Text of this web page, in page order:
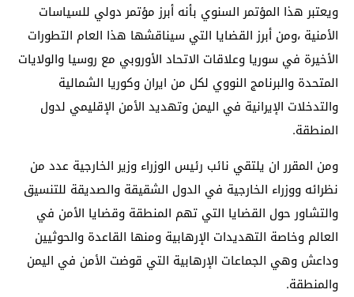
ويعتبر هذا المؤتمر السنوي بأنه أبرز مؤتمر دولي للسياسات
الأمنية ،ومن أبرز القضايا التي سيناقشها هذا العام التطورات
الأخيرة في سوريا وعلاقات الاتحاد الأوروبي مع روسيا والولايات
المتحدة والبرنامج النووي لكل من ايران وكوريا الشمالية
والتدخلات الإيرانية في اليمن وتهديد الأمن الإقليمي لدول
المنطقة.
ومن المقرر ان يلتقي نائب رئيس الوزراء وزير الخارجية عدد من
نظرائه ووزراء الخارجية في الدول الشقيقة والصديقة للتنسيق
والتشاور حول القضايا التي تهم المنطقة وقضايا الأمن في
العالم وخاصة التهديدات الإرهابية ومنها القاعدة والحوثيين
وداعش وهي الجماعات الإرهابية التي قوضت الأمن في اليمن
والمنطقة.